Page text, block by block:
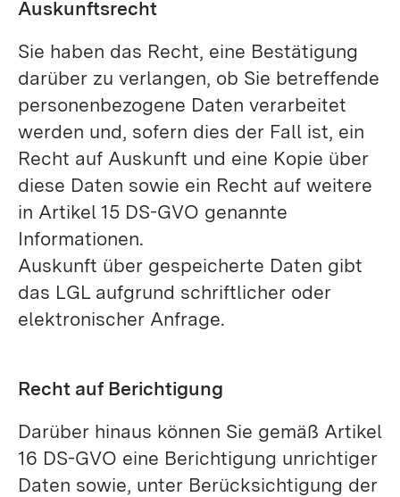
Auskunftsrecht
Sie haben das Recht, eine Bestätigung
darüber zu verlangen, ob Sie betreffende
personenbezogene Daten verarbeitet
werden und, sofern dies der Fall ist, ein
Recht auf Auskunft und eine Kopie über
diese Daten sowie ein Recht auf weitere
in Artikel 15 DS-GVO genannte
Informationen.
Auskunft über gespeicherte Daten gibt
das LGL aufgrund schriftlicher oder
elektronischer Anfrage.
Recht auf Berichtigung
Darüber hinaus können Sie gemäß Artikel
16 DS-GVO eine Berichtigung unrichtiger
Daten sowie, unter Berücksichtigung der